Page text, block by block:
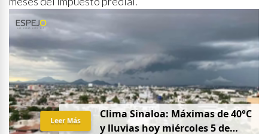
Clima Sinaloa: Máximas de 40°C
y lluvias hoy miércoles 5 de
Leer Más